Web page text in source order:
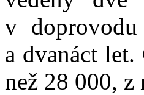
v
a dvanáct
než 28 000,